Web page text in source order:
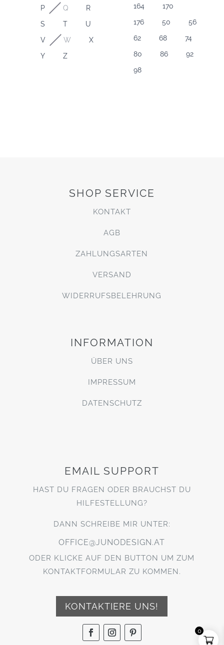
P
Q
R
S
T
U
V
W
X
Y
Z
164
170
176
50
56
62
68
74
80
86
92
98
SHOP SERVICE
KONTAKT
AGB
ZAHLUNGSARTEN
VERSAND
WIDERRUFSBELEHRUNG
INFORMATION
ÜBER UNS
IMPRESSUM
DATENSCHUTZ
EMAIL SUPPORT
HAST DU FRAGEN ODER BRAUCHST DU
HILFESTELLUNG?
DANN SCHREIBE MIR UNTER:
OFFICE@JUNODESIGN.AT
ODER KLICKE AUF DEN BUTTON UM ZUM
KONTAKTFORMULAR ZU KOMMEN.
KONTAKTIERE UNS!
0